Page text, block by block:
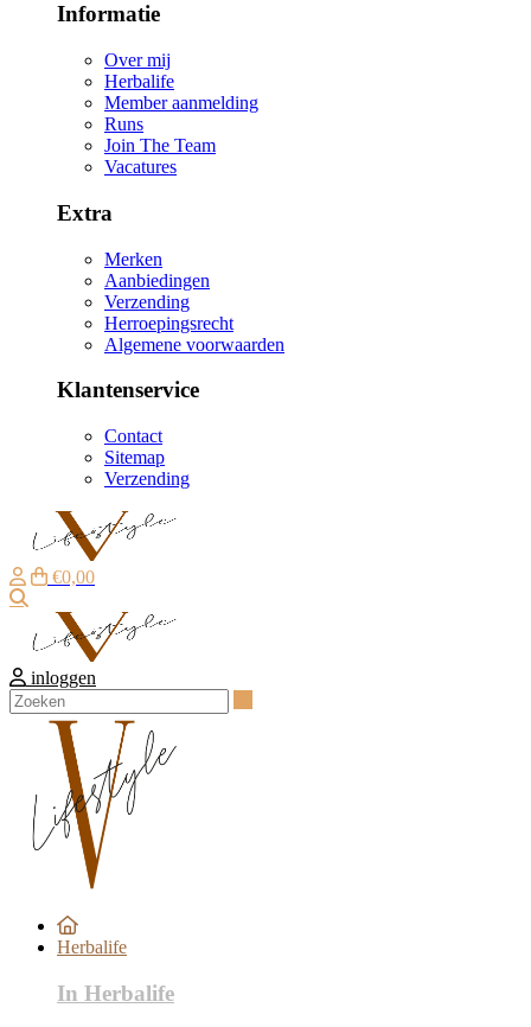
Informatie
Over mij
Herbalife
Member aanmelding
Runs
Join The Team
Vacatures
Extra
Merken
Aanbiedingen
Verzending
Herroepingsrecht
Algemene voorwaarden
Klantenservice
Contact
Sitemap
Verzending
€0,00
inloggen
Herbalife
In Herbalife